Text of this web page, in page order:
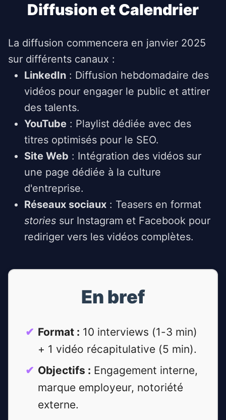
Diffusion et Calendrier
La diffusion commencera en janvier 2025
sur différents canaux :
LinkedIn : Diffusion hebdomadaire des
vidéos pour engager le public et attirer
des talents.
YouTube : Playlist dédiée avec des
titres optimisés pour le SEO.
Site Web : Intégration des vidéos sur
une page dédiée à la culture
d'entreprise.
Réseaux sociaux : Teasers en format
stories sur Instagram et Facebook pour
rediriger vers les vidéos complètes.
En bref
Format : 10 interviews (1-3 min)
+ 1 vidéo récapitulative (5 min).
Objectifs : Engagement interne,
marque employeur, notoriété
externe.